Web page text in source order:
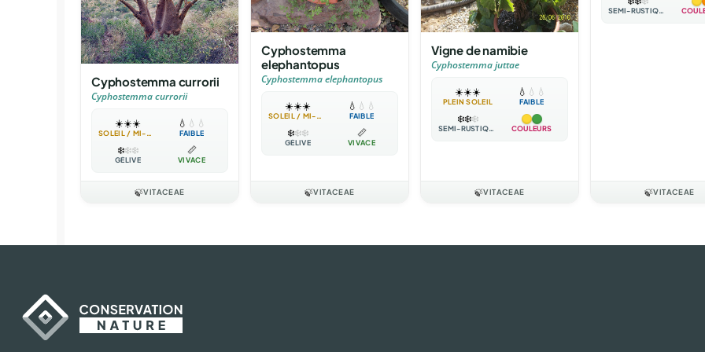
Cyphostemma currorii
Cyphostemma currorii
☀️☀️☀️
SOLEIL / MI-OMBRE
💧 💧 💧
FAIBLE
❄️❄️❄️
GÉLIVE
📏
VIVACE
🍃VITACEAE
Cyphostemma
elephantopus
Cyphostemma elephantopus
☀️☀️☀️
SOLEIL / MI-OMBRE
💧 💧 💧
FAIBLE
❄️❄️❄️
GÉLIVE
📏
VIVACE
🍃VITACEAE
Vigne de namibie
Cyphostemma juttae
☀️☀️☀️
PLEIN SOLEIL
💧 💧 💧
FAIBLE
❄️❄️❄️
SEMI-RUSTIQUE COULEURS
🍃VITACEAE
SEMI-RUSTIQUE
🍃VITACEAE